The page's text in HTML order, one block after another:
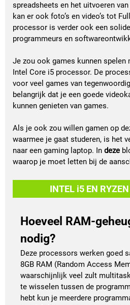
spreadsheets en het uitvoeren
kan er ook foto’s en video’s tot
processor is verder ook een
programmeurs en
Je zou ook games kunnen spelen
Intel Core i5 processor. De
voor veel games van
belangrijk dat je een goede
kunnen genieten van games.
Als je ook zou willen gamen op
waarmee je gaat studeren, is het
naar een gaming laptop. In deze
waarop je moet letten bij de
INTEL i5 EN
Hoeveel RAM-
nodig?
Deze processors werken goed
8GB RAM (Random Access
waarschijnlijk veel zult
te wisselen tussen de
hebt kun je meerdere